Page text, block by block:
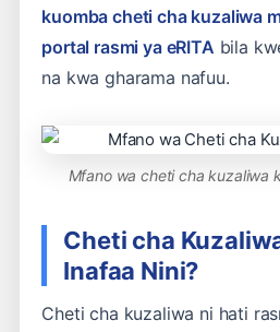
kuomba cheti cha kuzaliwa
portal rasmi ya eRITA bila
na kwa gharama nafuu.
Mfano wa cheti cha kuzaliwa
Cheti cha
Inafaa Nini?
Cheti cha kuzaliwa ni hati